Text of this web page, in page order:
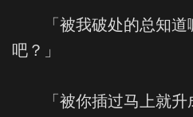
「被我破处的总知道
吧？」
「被你插过马上就升